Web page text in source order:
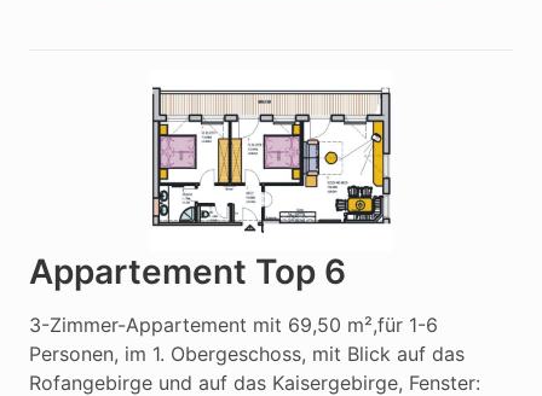
Appartement Top 6
3-Zimmer-Appartement mit 69,50 m²,für 1-6
Personen, im 1. Obergeschoss, mit Blick auf das
Rofangebirge und auf das Kaisergebirge, Fenster: